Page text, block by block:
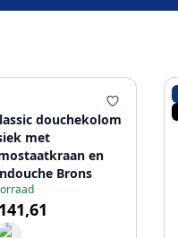
douchekolom
met
en
Brons